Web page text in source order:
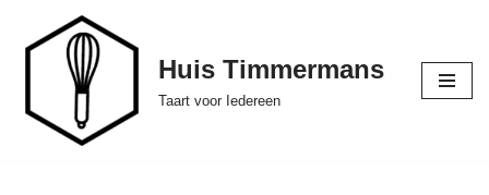
de
inhoud
Huis Timmermans
Taart voor Iedereen